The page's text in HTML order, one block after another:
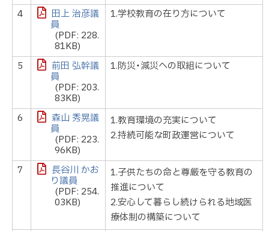
4
田上 治彦議
員
(PDF: 228.
81KB)
1.学校教育の在り方について
5 前田 弘幹議
員
(PDF: 203.
83KB)
1.防災・減災への取組について
6 森山 秀晃議
員
(PDF: 223.
96KB)
1.教育環境の充実について
2.持続可能な町政運営について
7 長谷川 かお
り議員
(PDF: 254.
03KB)
1.子供たちの命と尊厳を守る教育の
推進について
2.安心して暮らし続けられる地域医
療体制の構築について